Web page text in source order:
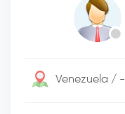
Venezuela / -